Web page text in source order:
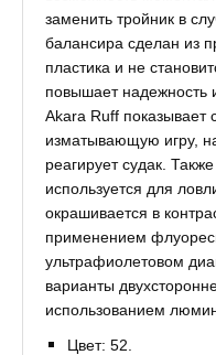
заменить тройник в
балансира сделан из
пластика и не
повышает надежность
Akara Ruff показывает
изматывающую игру,
реагирует судак.
используется для
окрашивается в
применением
ультрафиолетовом
варианты
использованием
Цвет: 52.